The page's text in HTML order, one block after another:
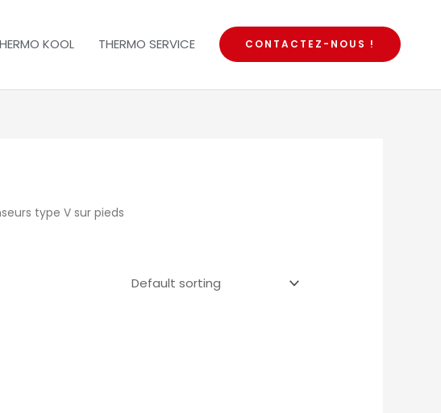
KOOL THERMO SERVICE CONTACTEZ-NOUS !
type V sur pieds